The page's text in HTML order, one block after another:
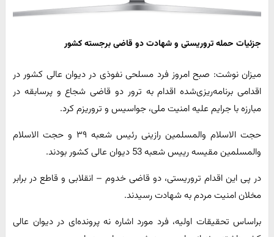
جزئیات حمله تروریستی و شهادت دو قاضی برجسته کشور
میزان نوشت: صبح امروز فرد مسلحی نفوذی در دیوان عالی کشور در
اقدامی برنامه‌ریزی‌شده اقدام به ترور دو قاضی شجاع و پرسابقه در
مبارزه با جرایم علیه امنیت ملی، جواسیس و تروریزم کرد.
حجت الاسلام والمسلمین رازینی رئیس شعبه ۳۹ و حجت الاسلام
والمسلمین مقیسه رییس شعبه 53 دیوان عالی کشور بودند.
در پی این اقدام تروریستی، دو قاضی خدوم – انقلابی و قاطع در برابر
مخلان امنیت مردم به شهادت رسیدند.
براساس تحقیقات اولیه، فرد مورد اشاره نه پرونده‌ای در دیوان عالی